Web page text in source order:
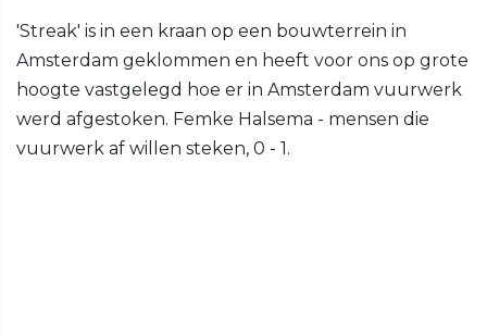
'Streak' is in een kraan op een bouwterrein in
Amsterdam geklommen en heeft voor ons op grote
hoogte vastgelegd hoe er in Amsterdam vuurwerk
werd afgestoken. Femke Halsema - mensen die
vuurwerk af willen steken, 0 - 1.